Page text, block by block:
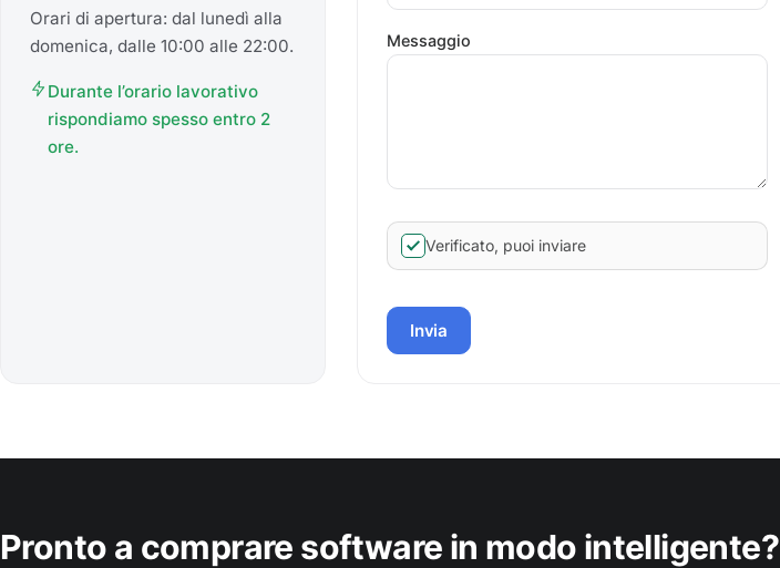
Orari di apertura: dal lunedì alla
domenica, dalle 10:00 alle 22:00.
Durante l’orario lavorativo
rispondiamo spesso entro 2
ore.
Messaggio
Verificato, puoi inviare
Invia
Pronto a comprare software in modo intelligente?